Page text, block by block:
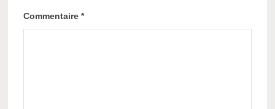
Commentaire*